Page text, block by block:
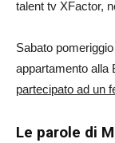
talent tv XFactor,
Sabato
appartamento alla
partecipato ad un
Le parole di